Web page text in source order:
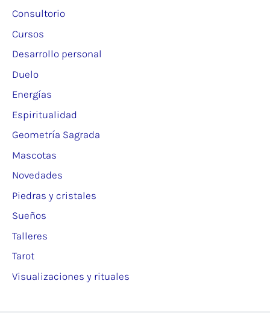
Consultorio
Cursos
Desarrollo personal
Duelo
Energías
Espiritualidad
Geometría Sagrada
Mascotas
Novedades
Piedras y cristales
Sueños
Talleres
Tarot
Visualizaciones y rituales